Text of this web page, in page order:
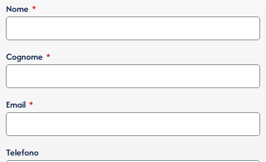
Nome
Cognome
Email
Telefono